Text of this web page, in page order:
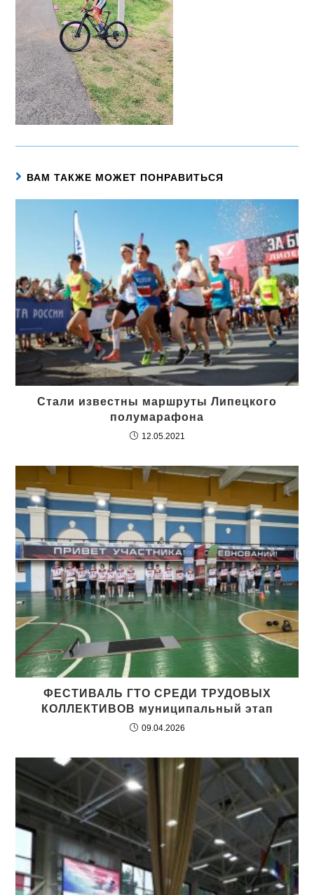
ВАМ ТАКЖЕ МОЖЕТ ПОНРАВИТЬСЯ
Стали известны маршруты Липецкого
полумарафона
12.05.2021
ФЕСТИВАЛЬ ГТО СРЕДИ ТРУДОВЫХ
КОЛЛЕКТИВОВ муниципальный этап
09.04.2026